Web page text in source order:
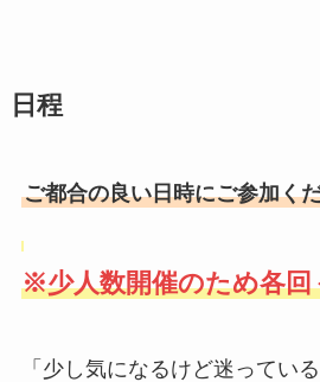
日程
ご都合の良い日時にご参加く
※少人数開催のため各回
「少し気になるけど迷っている